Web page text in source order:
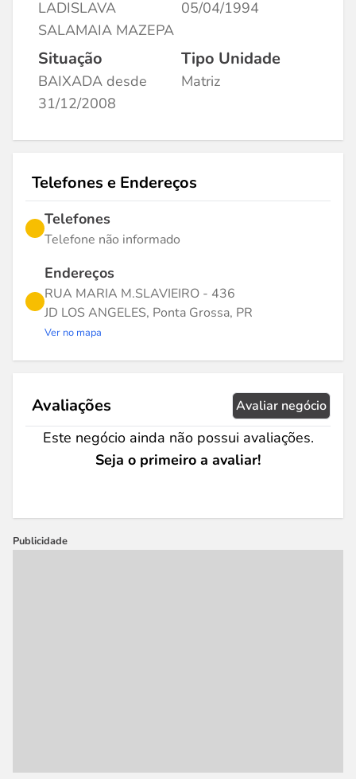
LADISLAVA
SALAMAIA MAZEPA
05/04/1994
Situação
BAIXADA desde
31/12/2008
Tipo Unidade
Matriz
Telefones e Endereços
Telefones
Telefone não informado
Endereços
RUA MARIA M.SLAVIEIRO - 436
JD LOS ANGELES, Ponta Grossa, PR
Ver no mapa
Avaliações Avaliar negócio
Este negócio ainda não possui avaliações.
Seja o primeiro a avaliar!
Publicidade